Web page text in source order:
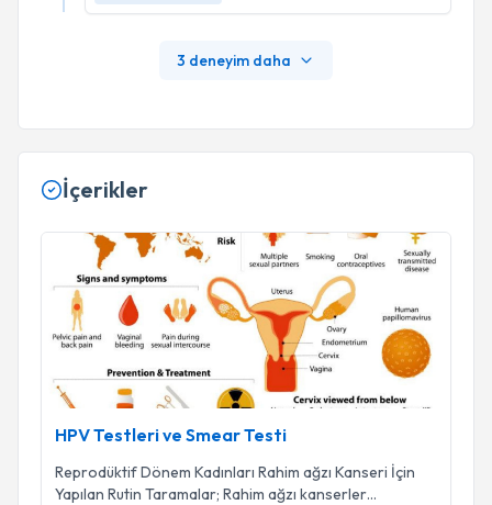
3 deneyim daha
İçerikler
HPV Testleri ve Smear Testi
HPV Testleri ve Smear Testi
Reprodüktif Dönem Kadınları Rahim ağzı Kanseri İçin
Yapılan Rutin Taramalar; Rahim ağzı kanserler...